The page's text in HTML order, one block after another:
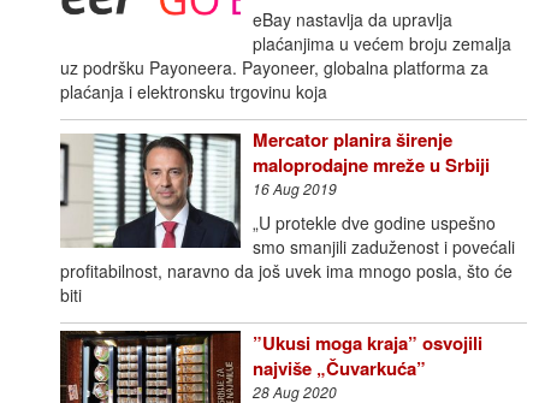
eBay nastavlja da upravlja
plaćanjima u većem broju zemalja
uz podršku Payoneera. Payoneer, globalna platforma za
plaćanja i elektronsku trgovinu koja
Mercator planira širenje
maloprodajne mreže u Srbiji
16 Aug 2019
„U protekle dve godine uspešno
smo smanjili zaduženost i povećali
profitabilnost, naravno da još uvek ima mnogo posla, što će
biti
”Ukusi moga kraja” osvojili
najviše „Čuvarkuća”
28 Aug 2020